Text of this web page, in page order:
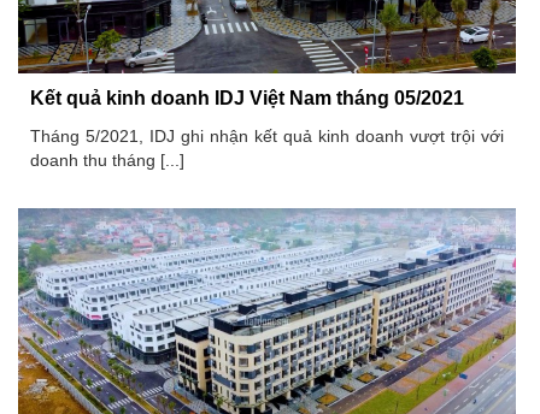
Kết quả kinh doanh IDJ Việt Nam tháng 05/2021
Tháng 5/2021, IDJ ghi nhận kết quả kinh doanh vượt trội với
doanh thu tháng [...]